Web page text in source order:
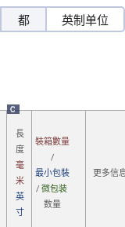
都 英制单位
C
長
度
毫
米
英
寸
裝箱數量
/
最小包裝
/ 微包装
数量
更多信